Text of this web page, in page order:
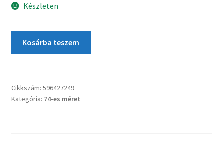
Készleten
Kosárba teszem
Cikkszám: 596427249
Kategória: 74-es méret